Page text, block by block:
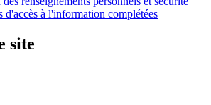
d'accès à l'information complétées
site